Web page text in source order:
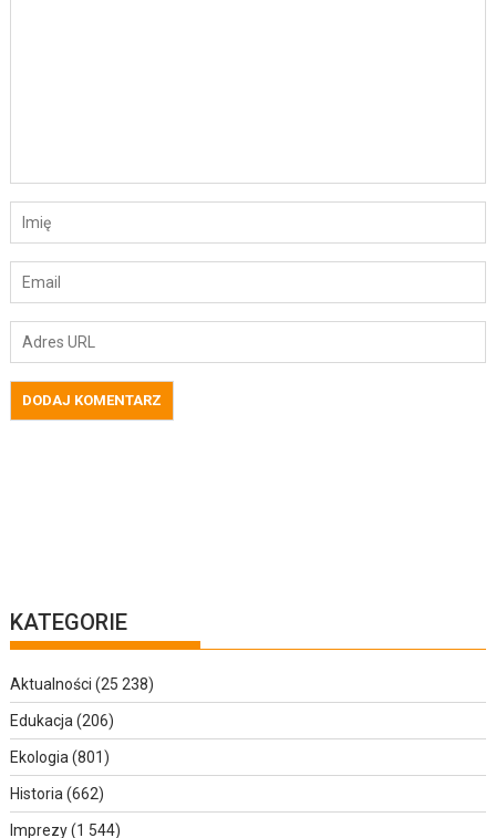
KATEGORIE
Aktualności (25 238)
Edukacja (206)
Ekologia (801)
Historia (662)
Imprezy(1 544)